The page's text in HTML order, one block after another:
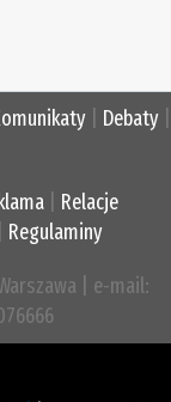
Debaty
Relacje
Regulaminy
| e-mail: